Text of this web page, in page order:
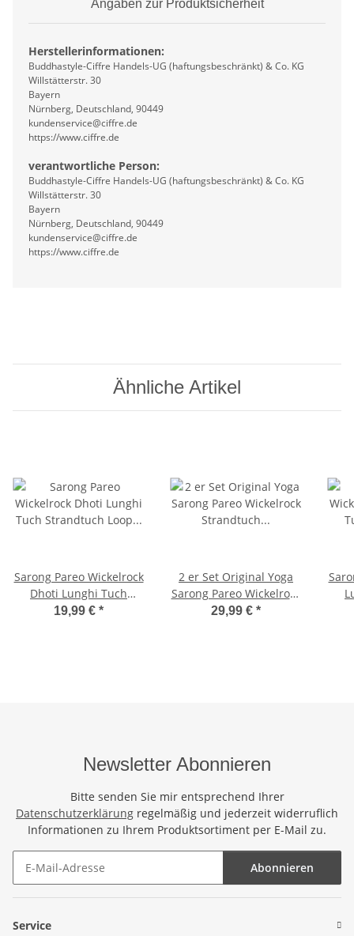
Angaben zur Produktsicherheit
Herstellerinformationen:
Buddhastyle-Ciffre Handels-UG (haftungsbeschränkt) & Co. KG
Willstätterstr. 30
Bayern
Nürnberg, Deutschland, 90449
kundenservice@ciffre.de
https://www.ciffre.de
verantwortliche Person:
Buddhastyle-Ciffre Handels-UG (haftungsbeschränkt) & Co. KG
Willstätterstr. 30
Bayern
Nürnberg, Deutschland, 90449
kundenservice@ciffre.de
https://www.ciffre.de
Ähnliche Artikel
Sarong Pareo Wickelrock
Dhoti Lunghi Tuch
Strandtuch Loop
19,99 € *
2 er Set Original Yoga
Sarong Pareo Wickelrock
Strandtuch Rund ca
29,99 € *
Newsletter Abonnieren
Bitte senden Sie mir entsprechend Ihrer
Datenschutzerklärung regelmäßig und jederzeit widerruflich
Informationen zu Ihrem Produktsortiment per E-Mail zu.
Abonnieren
Service